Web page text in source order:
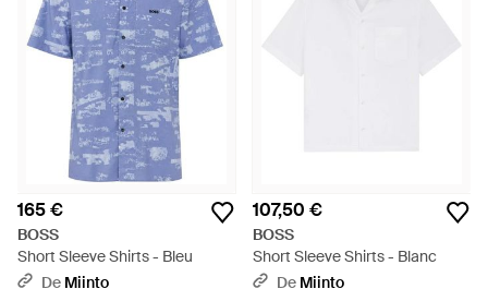
165 €
BOSS
Short Sleeve Shirts - Bleu
De Miinto
107,50 €
BOSS
Short Sleeve Shirts - Blanc
De Miinto